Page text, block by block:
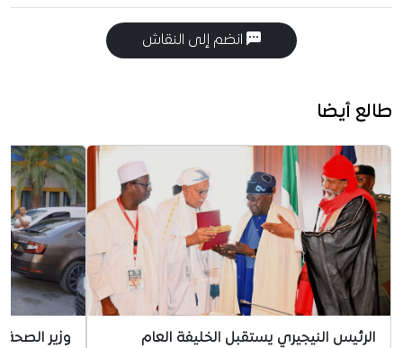
انضم إلى النقاش
طالع أيضا
الرئيس النيجيري يستقبل الخليفة العام
وزير